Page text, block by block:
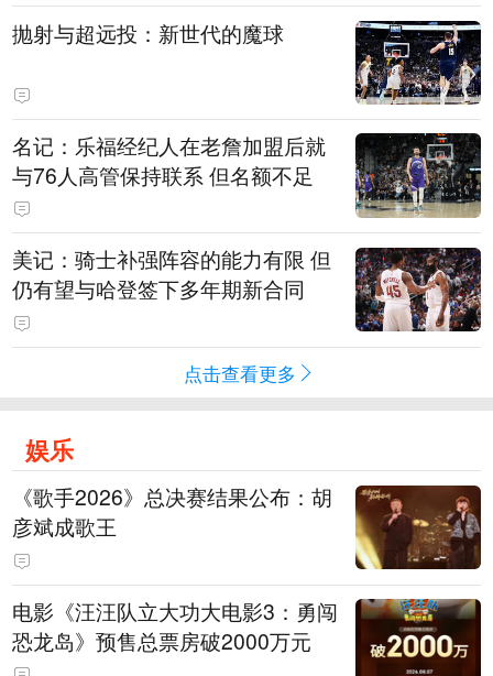
抛射与超远投：新世代的魔球
名记：乐福经纪人在老詹加盟后就
与76人高管保持联系 但名额不足
美记：骑士补强阵容的能力有限 但
仍有望与哈登签下多年期新合同
点击查看更多
娱乐
《歌手2026》总决赛结果公布：胡
彦斌成歌王
电影《汪汪队立大功大电影3：勇闯
恐龙岛》预售总票房破2000万元